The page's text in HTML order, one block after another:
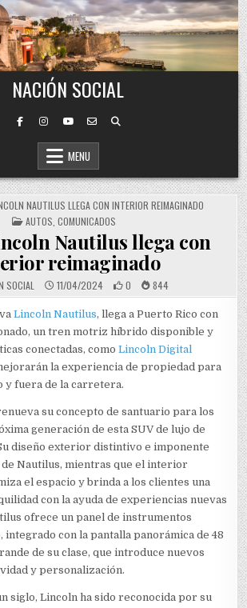
NACIÓN SOCIAL
MENU
NAUTILUS LLEGA CON INTERIOR REIMAGINADO
POSTED IN
AUTOS COMUNICADOS
Nautilus llega con
reimaginado
SOCIAL 11/04/2024 0 844
Lincoln Nautilus, llega a Puerto Rico con
un tren motriz híbrido disponible y
conectadas, comoLincoln Digital
la experiencia de propiedad para
y fuera de la carretera.
su concepto de santuario para los
generación de esta SUV de lujo de
diseño exterior distintivo e imponente
de Nautilus, mientras que el interior
el espacio y brinda a los clientes una
con la ayuda de experiencias nuevas
ofrece un panel de instrumentos
con la pantalla panorámica de 48
de su clase, que introduce nuevos
y personalización.
siglo, Lincoln ha sido reconocida por su